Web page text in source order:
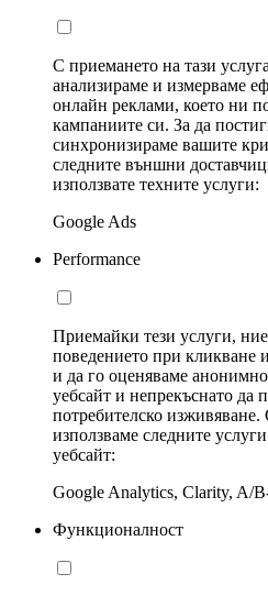
С приемането на тази
анализираме и измерваме
онлайн реклами, което ни
кампаниите си. За да
синхронизираме вашите
следните външни
използвате техните услуги:
Google Ads
Performance
Приемайки тези услуги,
поведението при кликване
и да го оценяваме
уебсайт и непрекъснато да
потребителско
използваме следните
уебсайт:
Google Analytics, Clarity, A/
Функционалност